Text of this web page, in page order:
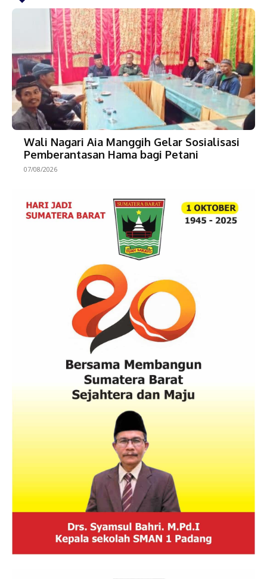
Wali Nagari Aia Manggih Gelar Sosialisasi
Pemberantasan Hama bagi Petani
07/08/2026